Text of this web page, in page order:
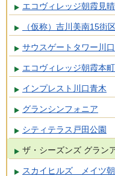
エコヴィレッジ朝霞見
（仮称）吉川美南15街
サウスゲートタワー川口
エコヴィレッジ朝霞本
インプレスト川口青木
グランシンフォニア
シティテラス戸田公園
ザ・シーズンズ グラン
スカイヒルズ メイツ